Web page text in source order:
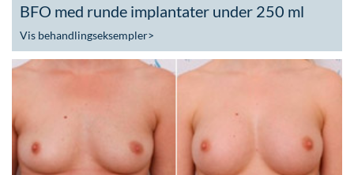
BFO med runde implantater under 250 ml
Vis behandlingseksempler>